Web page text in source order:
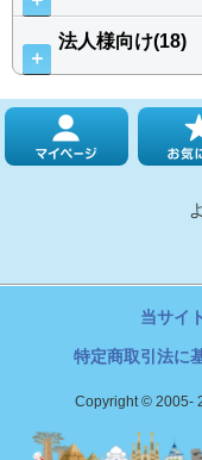
＋
法人様向け(18)
当サイ
特定商取引法に
Copyright © 2005-